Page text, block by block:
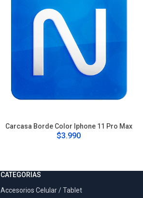
Carcasa Borde Color Iphone 11 Pro Max
$3.990
CATEGORIAS
Accesorios Celular / Tablet